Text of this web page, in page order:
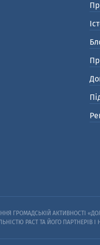
ГРОМАДСЬКІЙ АКТИВНОСТІ
PACT ТА ЙОГО